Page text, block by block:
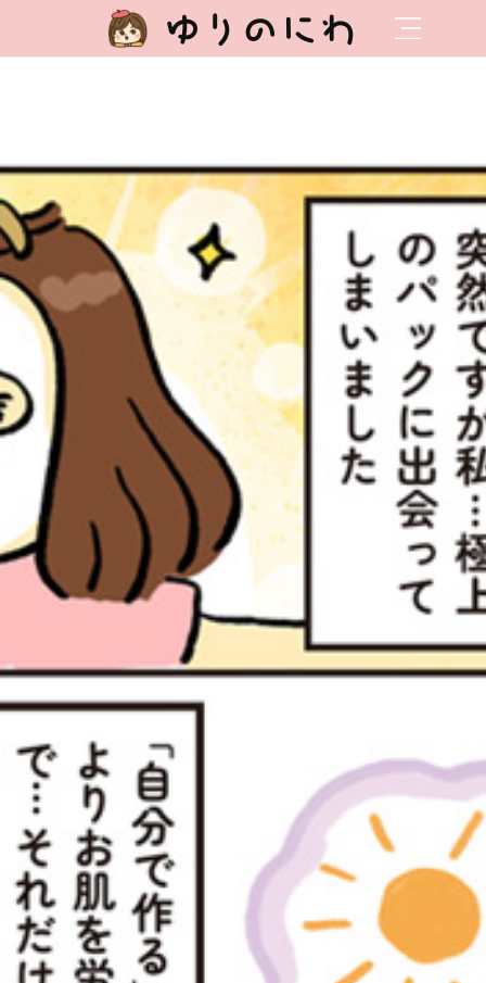
ゆりのにわ